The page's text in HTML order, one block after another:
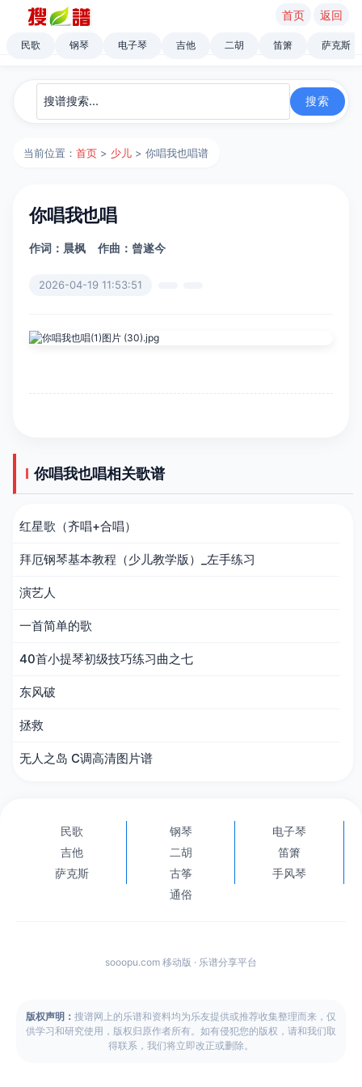
首页 返回
民歌 钢琴 电子琴 吉他 二胡 笛箫 萨克斯
当前位置：首页 > 少儿 > 你唱我也唱谱
你唱我也唱
作词：晨枫 作曲：曾遂今
2026-04-19 11:53:51
你唱我也唱相关歌谱
红星歌（齐唱+合唱）
拜厄钢琴基本教程（少儿教学版）_左手练习
演艺人
一首简单的歌
40首小提琴初级技巧练习曲之七
东风破
拯救
无人之岛 C调高清图片谱
民歌 钢琴
电子琴
吉他
二胡
笛箫
萨克斯
古筝
手风琴
通俗
sooopu.com 移动版 · 乐谱分享平台
版权声明： 搜谱网上的乐谱和资料均为乐友提供或推荐收集整理而来，仅
供学习和研究使用，版权归原作者所有。如有侵犯您的版权，请和我们取
得联系，我们将立即改正或删除。